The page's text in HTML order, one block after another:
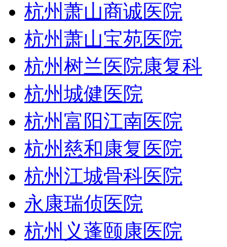
杭州萧山商诚医院
杭州萧山宝苑医院
杭州树兰医院康复科
杭州城健医院
杭州富阳江南医院
杭州慈和康复医院
杭州江城骨科医院
永康瑞侦医院
杭州义蓬颐康医院